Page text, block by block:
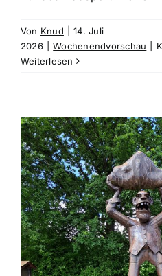
Von Knud
14. Juli
2026
Wochenendvorschau
Weiterlesen